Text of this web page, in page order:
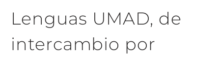
Lenguas UMAD, de
intercambio por